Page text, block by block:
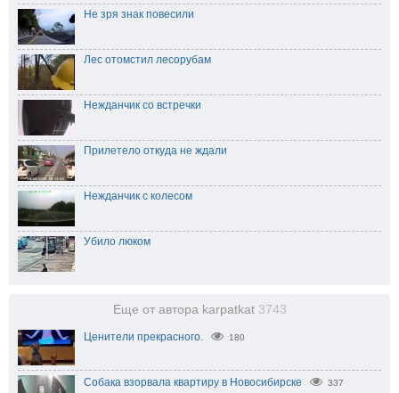
Не зря знак повесили
Лес отомстил лесорубам
Нежданчик со встречки
Прилетело откуда не ждали
Нежданчик с колесом
Убило люком
Еще от автора karpatkat 3743
Ценители прекрасного. 180
Собака взорвала квартиру в Новосибирске 337